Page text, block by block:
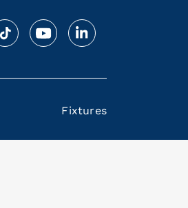
Fixtures